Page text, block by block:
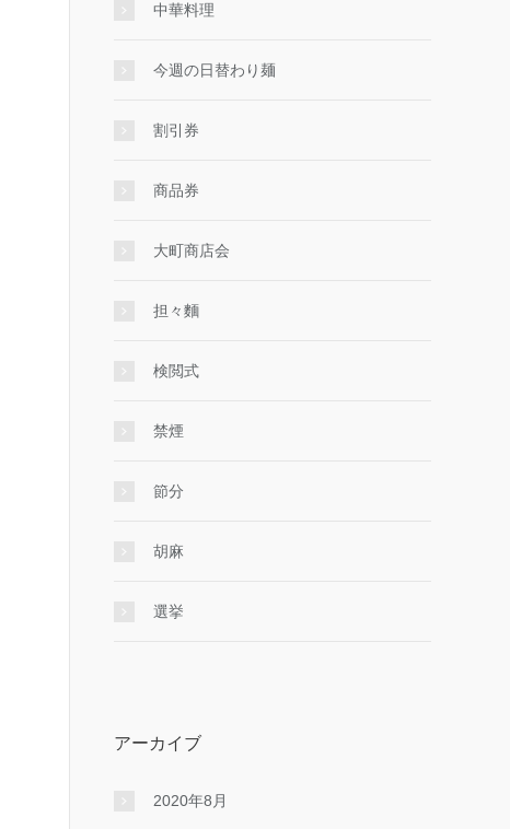
中華料理
今週の日替わり麺
割引券
商品券
大町商店会
担々麵
検閲式
禁煙
節分
胡麻
選挙
アーカイブ
2020年8月